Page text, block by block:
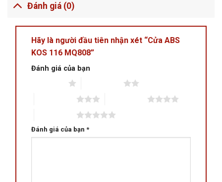
Đánh giá (0)
Hãy là người đầu tiên nhận xét “Cửa ABS
KOS 116 MQ808”
Đánh giá của bạn
Đánh giá của bạn *